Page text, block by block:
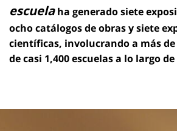
escuela ha generado siete
ocho catálogos de obras y siete
científicas, involucrando a más de
de casi 1,400 escuelas a lo largo